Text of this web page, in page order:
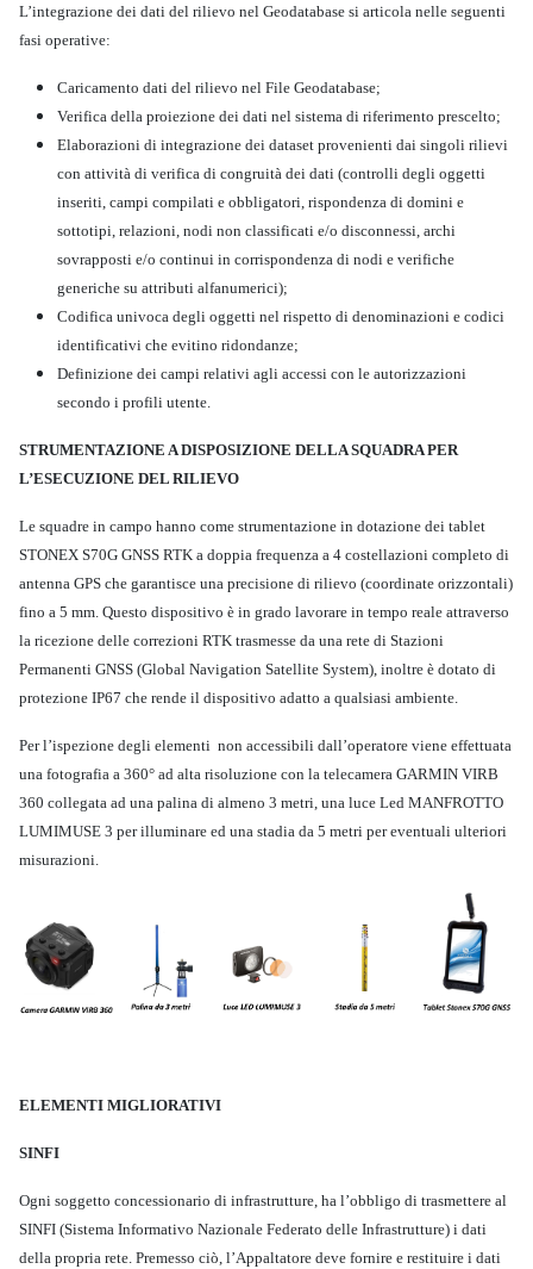
L’integrazione dei dati del rilievo nel Geodatabase si articola nelle seguenti
fasi operative:
Caricamento dati del rilievo nel File Geodatabase;
Verifica della proiezione dei dati nel sistema di riferimento prescelto;
Elaborazioni di integrazione dei dataset provenienti dai singoli rilievi
con attività di verifica di congruità dei dati (controlli degli oggetti
inseriti, campi compilati e obbligatori, rispondenza di domini e
sottotipi, relazioni, nodi non classificati e/o disconnessi, archi
sovrapposti e/o continui in corrispondenza di nodi e verifiche
generiche su attributi alfanumerici);
Codifica univoca degli oggetti nel rispetto di denominazioni e codici
identificativi che evitino ridondanze;
Definizione dei campi relativi agli accessi con le autorizzazioni
secondo i profili utente.
STRUMENTAZIONE A DISPOSIZIONE DELLA SQUADRA PER
L’ESECUZIONE DEL RILIEVO
Le squadre in campo hanno come strumentazione in dotazione dei tablet
STONEX S70G GNSS RTK a doppia frequenza a 4 costellazioni completo di
antenna GPS che garantisce una precisione di rilievo (coordinate orizzontali)
fino a 5 mm. Questo dispositivo è in grado lavorare in tempo reale attraverso
la ricezione delle correzioni RTK trasmesse da una rete di Stazioni
Permanenti GNSS (Global Navigation Satellite System), inoltre è dotato di
protezione IP67 che rende il dispositivo adatto a qualsiasi ambiente.
Per l’ispezione degli elementi non accessibili dall’operatore viene effettuata
una fotografia a 360° ad alta risoluzione con la telecamera GARMIN VIRB
360 collegata ad una palina di almeno 3 metri, una luce Led MANFROTTO
LUMIMUSE 3 per illuminare ed una stadia da 5 metri per eventuali ulteriori
misurazioni.
ELEMENTI MIGLIORATIVI
SINFI
Ogni soggetto concessionario di infrastrutture, ha l’obbligo di trasmettere al
SINFI (Sistema Informativo Nazionale Federato delle Infrastrutture) i dati
della propria rete. Premesso ciò, l’Appaltatore deve fornire e restituire i dati